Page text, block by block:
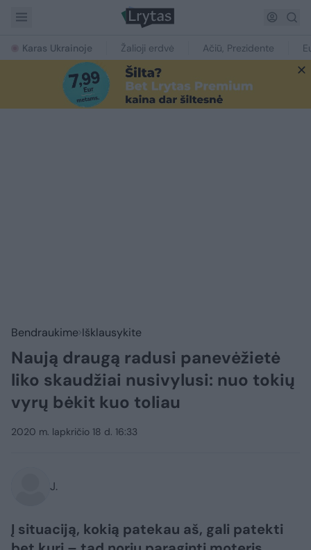
Karas Ukrainoje Žalioji erdvė Ačiū, Prezidente
Bendraukime Išklausykite
Naują draugą radusi panevėžietė
liko skaudžiai nusivylusi: nuo tokių
vyrų bėkit kuo toliau
2020 m. lapkričio 18 d. 16:33
J.
Į situaciją, kokią patekau aš, gali patekti